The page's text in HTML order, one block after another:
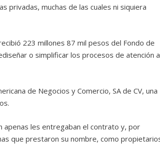
privadas, muchas de las cuales ni siquiera
223 millones 87 mil pesos del Fondo de
o simplificar los procesos de atención a
de Negocios y Comercio, SA de CV, una
apenas les entregaban el contrato y, por
que prestaron su nombre, como